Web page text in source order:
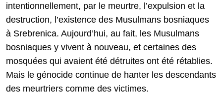
intentionnellement, par le meurtre, l’expulsion et la
destruction, l’existence des Musulmans bosniaques
à Srebrenica. Aujourd’hui, au fait, les Musulmans
bosniaques y vivent à nouveau, et certaines des
mosquées qui avaient été détruites ont été rétablies.
Mais le génocide continue de hanter les descendants
des meurtriers comme des victimes.